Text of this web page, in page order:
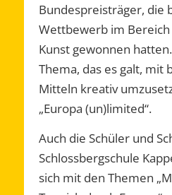
Bundespreisträger, die
Wettbewerb im
Kunst gewonnen
Thema, das es galt, mit
Mitteln kreativ
„Europa (un)limited“.
Auch die Schüler und
Schlossbergschule
sich mit den Themen